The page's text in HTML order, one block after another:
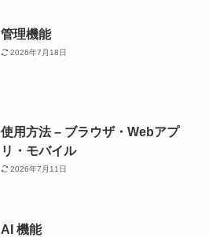
管理機能
2026年7月18日
使用方法 – ブラウザ・Webアプ
リ・モバイル
2026年7月11日
AI 機能